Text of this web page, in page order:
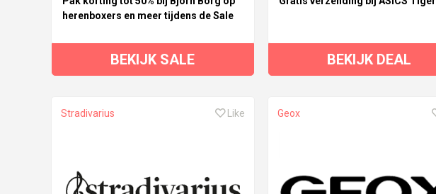
herenboxers en meer tijdens de Sale
BEKIJK SALE BEKIJK DEAL
Stradivarius Like Geox